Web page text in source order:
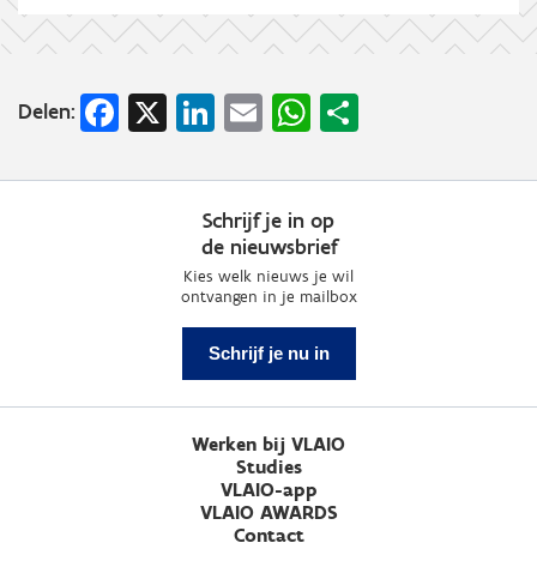
Delen: Facebook
X LinkedIn
EmailWhatsApp
Schrijf je in op
de nieuwsbrief
Kies welk nieuws je wil
ontvangen in je mailbox
Schrijf je nu in
Werken bij VLAIO
Studies
VLAIO-app
VLAIO AWARDS
Contact